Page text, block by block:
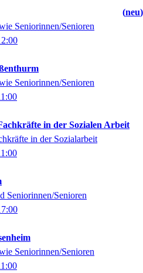
neu
Seniorinnen/Senioren
Seniorinnen/Senioren
in der Sozialen Arbeit
in der Sozialarbeit
Seniorinnen/Senioren
Seniorinnen/Senioren